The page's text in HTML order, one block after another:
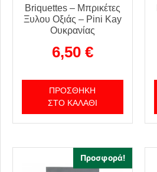
Briquettes – Μπρικέτες
Ξυλου Οξιάς – Pini Kay
Ουκρανίας
6,50 €
ΠΡΟΣΘΉΚΗ
ΣΤΟ ΚΑΛΆΘΙ
Προσφορά!